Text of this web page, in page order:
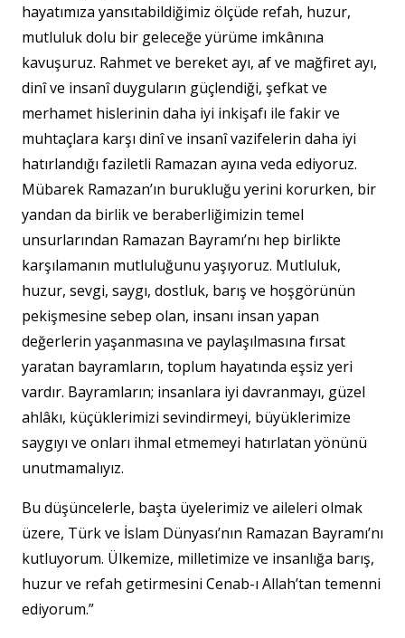
hayatımıza yansıtabildiğimiz ölçüde refah, huzur,
mutluluk dolu bir geleceğe yürüme imkânına
kavuşuruz. Rahmet ve bereket ayı, af ve mağfiret ayı,
dinî ve insanî duyguların güçlendiği, şefkat ve
merhamet hislerinin daha iyi inkişafı ile fakir ve
muhtaçlara karşı dinî ve insanî vazifelerin daha iyi
hatırlandığı faziletli Ramazan ayına veda ediyoruz.
Mübarek Ramazan’ın burukluğu yerini korurken, bir
yandan da birlik ve beraberliğimizin temel
unsurlarından Ramazan Bayramı’nı hep birlikte
karşılamanın mutluluğunu yaşıyoruz. Mutluluk,
huzur, sevgi, saygı, dostluk, barış ve hoşgörünün
pekişmesine sebep olan, insanı insan yapan
değerlerin yaşanmasına ve paylaşılmasına fırsat
yaratan bayramların, toplum hayatında eşsiz yeri
vardır. Bayramların; insanlara iyi davranmayı, güzel
ahlâkı, küçüklerimizi sevindirmeyi, büyüklerimize
saygıyı ve onları ihmal etmemeyi hatırlatan yönünü
unutmamalıyız.
Bu düşüncelerle, başta üyelerimiz ve aileleri olmak
üzere, Türk ve İslam Dünyası’nın Ramazan Bayramı’nı
kutluyorum. Ülkemize, milletimize ve insanlığa barış,
huzur ve refah getirmesini Cenab-ı Allah’tan temenni
ediyorum.”